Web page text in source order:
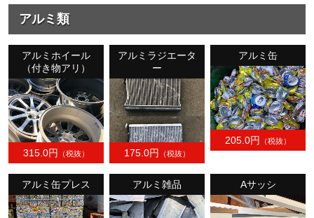
アルミ類
アルミホイール
（付き物アリ）
315.0円 （税抜）
アルミラジエータ
ー
175.0円 （税抜）
アルミ缶
205.0円 （税抜）
アルミ缶プレス アルミ雑品 Aサッシ